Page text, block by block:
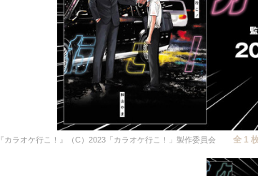
『カラオケ行こ！』（C）2023「カラオケ行こ！」製作委員会 全 1